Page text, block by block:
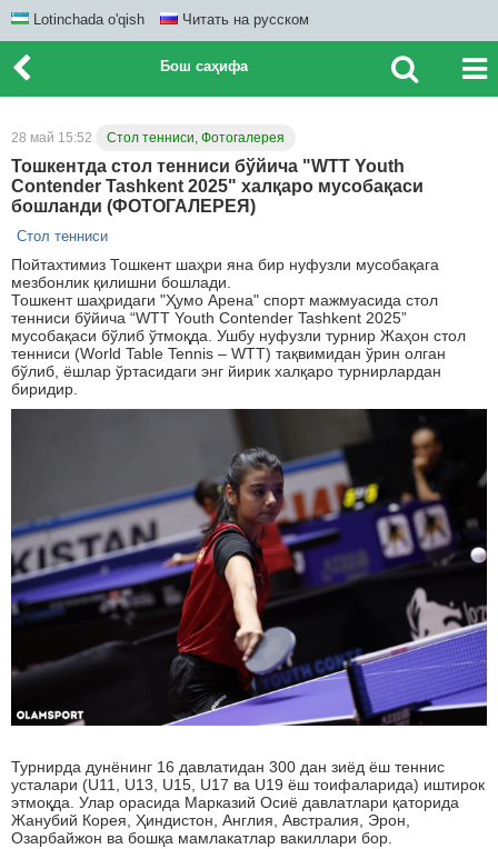
Lotinchada o'qish Читать на русском
Бош саҳифа
28 май 15:52 Стол тенниси, Фотогалерея
Тошкентда стол тенниси бўйича "WTT Youth
Contender Tashkent 2025" халқаро мусобақаси
бошланди (ФОТОГАЛЕРЕЯ)
Стол тенниси
Пойтахтимиз Тошкент шаҳри яна бир нуфузли мусобақага
мезбонлик қилишни бошлади.
Тошкент шаҳридаги "Ҳумо Арена" спорт мажмуасида стол
тенниси бўйича “WTT Youth Contender Tashkent 2025”
мусобақаси бўлиб ўтмоқда. Ушбу нуфузли турнир Жаҳон стол
тенниси (World Table Tennis – WTT) тақвимидан ўрин олган
бўлиб, ёшлар ўртасидаги энг йирик халқаро турнирлардан
биридир.
Турнирда дунёнинг 16 давлатидан 300 дан зиёд ёш теннис
усталари (U11, U13, U15, U17 ва U19 ёш тоифаларида) иштирок
этмоқда. Улар орасида Марказий Осиё давлатлари қаторида
Жанубий Корея, Ҳиндистон, Англия, Австралия, Эрон,
Озарбайжон ва бошқа мамлакатлар вакиллари бор.